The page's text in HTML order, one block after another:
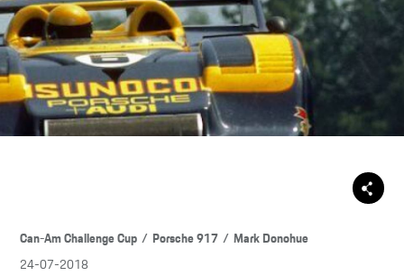
Can-Am Challenge Cup Porsche 917
Mark Donohue
24-07-2018